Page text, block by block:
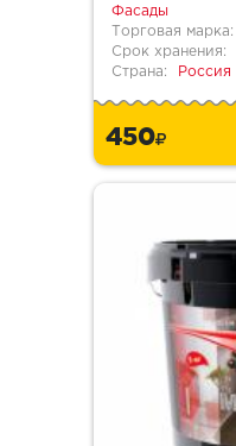
Фасады
Торговая марка:
Срок хранения:
Страна:
Россия
450